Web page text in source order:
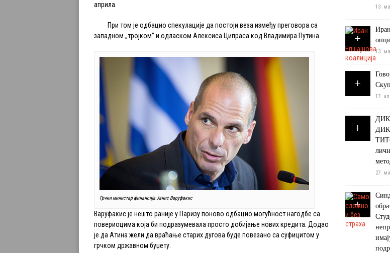
априла.
При том је одбацио спекулације да постоји веза између преговора са
западном „тројком” и одласком Алексиса Ципраса код Владимира Путина.
Грчки министар финансија Јанис Варуфакис
Варуфакис је нешто раније у Паризу поново одбацио могућност нагодбе са
повериоцима која би подразумевала просто добијање нових кредита. Додао
је да Атина жели да враћање старих дугова буде повезано са суфицитом у
грчком државном буџету.
13.
13.
17.
27.